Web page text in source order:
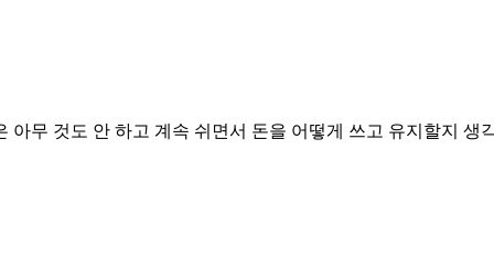
아무 것도 안 하고 계속 쉬면서 돈을 어떻게 쓰고 유지할지 생